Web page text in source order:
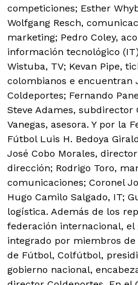
competiciones; Esther
Wolfgang Resch,
marketing; Pedro Coley,
información tecnológico
Wistuba, TV; Kevan Pipe,
colombianos e encuentran
Coldeportes; Fernando
Steve Adames, subdirector
Vanegas, asesora. Y por la
Fútbol Luis H. Bedoya
José Cobo Morales,
dirección; Rodrigo Toro,
comunicaciones; Coronel
Hugo Camilo Salgado, IT;
logística. Además de los
federación internacional,
integrado por miembros
de Fútbol, Colfútbol,
gobierno nacional,